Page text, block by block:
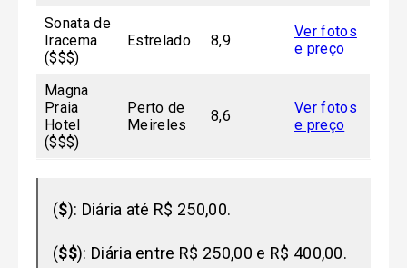
Sonata de
Iracema
($$$)
Estrelado 8,9
Ver fotos
e preço
Magna
Praia
Hotel
($$$)
Perto de
Meireles
8,6
Ver fotos
e preço
($): Diária até R$ 250,00.
($$): Diária entre R$ 250,00 e R$ 400,00.